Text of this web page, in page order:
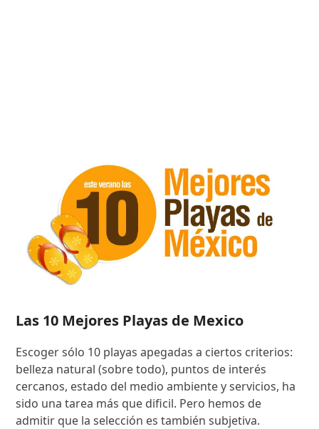
Las 10 Mejores Playas de Mexico
Escoger sólo 10 playas apegadas a ciertos criterios:
belleza natural (sobre todo), puntos de interés
cercanos, estado del medio ambiente y servicios, ha
sido una tarea más que dificil. Pero hemos de
admitir que la selección es también subjetiva.